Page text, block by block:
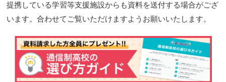
提携している学習等支援施設からも資料を送付する場合がござ
います。合わせてご覧いただけますようお願いいたします。